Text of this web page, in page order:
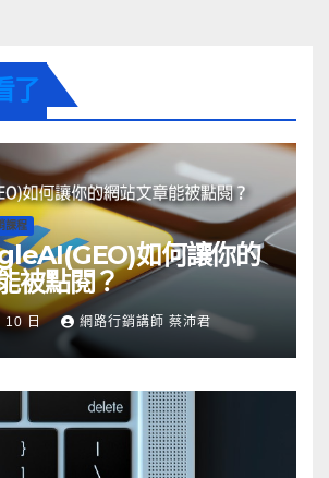
了
課程
如何讓你的
被點閱？
10 日 網路行銷講師 蔡沛君